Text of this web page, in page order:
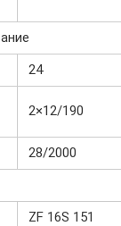
24
2×12/190
28/2000
ZF 16S 151